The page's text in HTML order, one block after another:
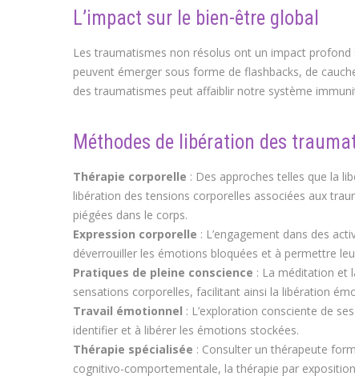
L’impact sur le bien-être global
Les traumatismes non résolus ont un impact
peuvent émerger sous forme de flashbacks, de
des traumatismes peut affaiblir notre système
Méthodes de libération des
Thérapie corporelle : Des approches telles que la
libération des tensions corporelles associées aux
piégées dans le corps.
Expression corporelle : L’engagement dans des
déverrouiller les émotions bloquées et à permettre
Pratiques de pleine conscience : La méditation et
sensations corporelles, facilitant ainsi la libération
Travail émotionnel : L’exploration consciente de
identifier et à libérer les émotions stockées.
Thérapie spécialisée : Consulter un thérapeute
cognitivo-comportementale, la thérapie par